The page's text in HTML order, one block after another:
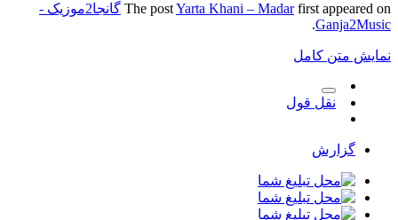
The postYarta Khani – Madarfirst appeared on
گانجا2موزیک -
Ganja2Music
.
نمایش متن کامل
نقل قول
گزارش